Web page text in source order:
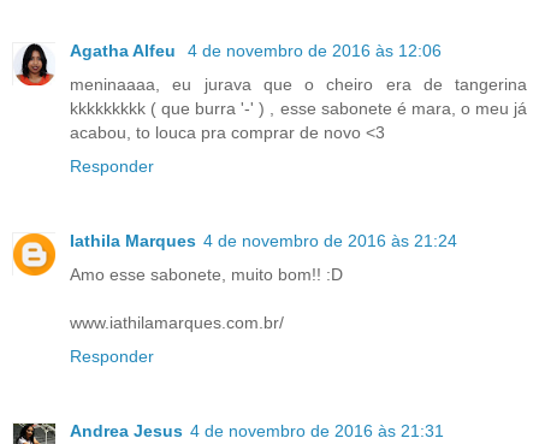
Agatha Alfeu
4 de novembro de 2016 às 12:06
meninaaaa, eu jurava que o cheiro era de tangerina
kkkkkkkkk ( que burra '-' ) , esse sabonete é mara, o meu já
acabou, to louca pra comprar de novo <3
Responder
Iathila Marques 4 de novembro de 2016 às 21:24
Amo esse sabonete, muito bom!! :D
www.iathilamarques.com.br/
Responder
Andrea Jesus 4 de novembro de 2016 às 21:31